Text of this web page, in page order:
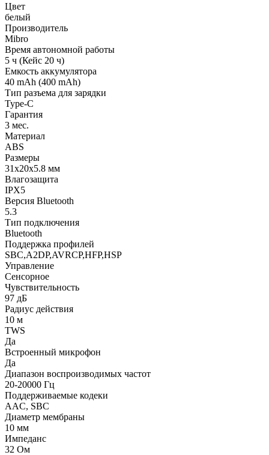
Цвет
белый
Производитель
Mibro
Время автономной работы
5 ч (Кейс 20 ч)
Емкость аккумулятора
40 mAh (400 mAh)
Тип разъема для зарядки
Type-C
Гарантия
3 мес.
Материал
ABS
Размеры
31х20х5.8 мм
Влагозащита
IPX5
Версия Bluetooth
5.3
Тип подключения
Bluetooth
Поддержка профилей
SBC,A2DP,AVRCP,HFP,HSP
Управление
Сенсорное
Чувствительность
97 дБ
Радиус действия
10 м
TWS
Да
Встроенный микрофон
Да
Диапазон воспроизводимых частот
20-20000 Гц
Поддерживаемые кодеки
AAC, SBC
Диаметр мембраны
10 мм
Импеданс
32 Ом